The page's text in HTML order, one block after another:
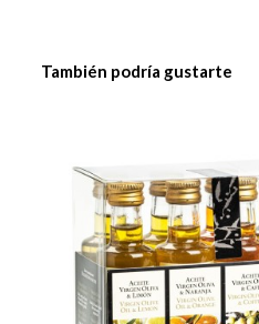
También podría gustarte